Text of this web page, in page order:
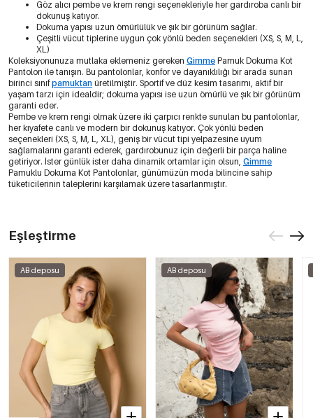
Göz alıcı pembe ve krem rengi seçenekleriyle her gardıroba canlı bir
dokunuş katıyor.
Dokuma yapısı uzun ömürlülük ve şık bir görünüm sağlar.
Çeşitli vücut tiplerine uygun çok yönlü beden seçenekleri (XS, S, M, L,
XL)
Koleksiyonunuza mutlaka eklemeniz gereken Gimme Pamuk Dokuma Kot
Pantolon ile tanışın. Bu pantolonlar, konfor ve dayanıklılığı bir arada sunan
birinci sınıfpamuktan üretilmiştir. Sportif ve düz kesim tasarımı, aktif bir
yaşam tarzı için idealdir; dokuma yapısı ise uzun ömürlü ve şık bir görünüm
garanti eder.
Pembe ve krem rengi olmak üzere iki çarpıcı renkte sunulan bu pantolonlar,
her kıyafete canlı ve modern bir dokunuş katıyor. Çok yönlü beden
seçenekleri (XS, S, M, L, XL), geniş bir vücut tipi yelpazesine uyum
sağlamalarını garanti ederek, gardırobunuz için değerli bir parça haline
getiriyor. İster günlük ister daha dinamik ortamlar için olsun, Gimme
Pamuklu Dokuma Kot Pantolonlar, günümüzün moda bilincine sahip
tüketicilerinin taleplerini karşılamak üzere tasarlanmıştır.
Eşleştirme
AB deposu AB deposu